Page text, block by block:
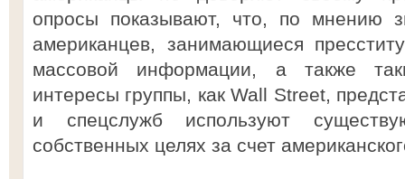
опросы показывают, что, по мнению
американцев, занимающиеся
массовой информации, а также
интересы группы, как Wall Street,
и спецслужб используют
собственных целях за счет